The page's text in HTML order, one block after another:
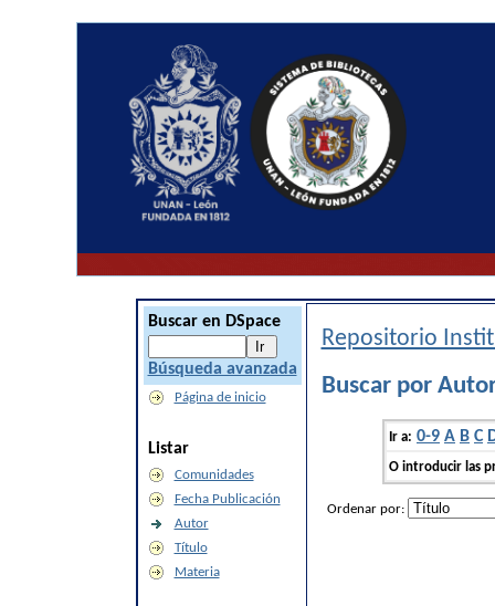
Buscar en DSpace
Búsqueda avanzada
Página de inicio
Listar
Comunidades
Fecha Publicación
Autor
Título
Materia
Repositorio
Buscar por
Ir a: 0-9 A B C
O introducir las
Ordenar por: